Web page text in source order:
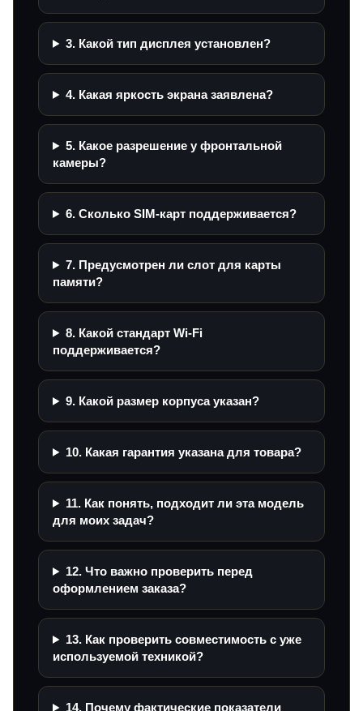
3. Какой тип дисплея установлен?
4. Какая яркость экрана заявлена?
5. Какое разрешение у фронтальной
камеры?
6. Сколько SIM-карт поддерживается?
7. Предусмотрен ли слот для карты
памяти?
8. Какой стандарт Wi‑Fi
поддерживается?
9. Какой размер корпуса указан?
10. Какая гарантия указана для товара?
11. Как понять, подходит ли эта модель
для моих задач?
12. Что важно проверить перед
оформлением заказа?
13. Как проверить совместимость с уже
используемой техникой?
14. Почему фактические показатели